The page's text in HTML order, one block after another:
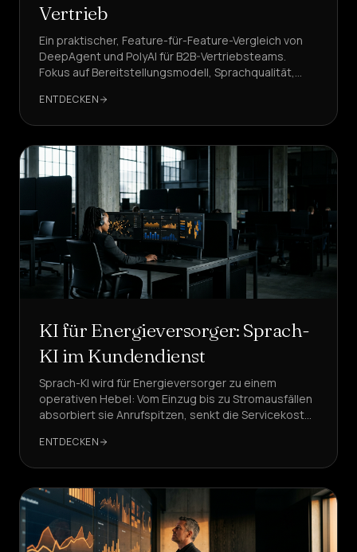
Vertrieb
Ein praktischer, Feature-für-Feature-Vergleich von
DeepAgent und PolyAI für B2B-Vertriebsteams.
Fokus auf Bereitstellungsmodell, Sprachqualität,
Termin.
ENTDECKEN
KI für Energieversorger: Sprach-
KI im Kundendienst
Sprach-KI wird für Energieversorger zu einem
operativen Hebel: Vom Einzug bis zu Stromausfällen
absorbiert sie Anrufspitzen, senkt die Servicekosten
hier als Referenz.
ENTDECKEN